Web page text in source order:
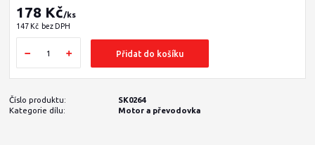
178 Kč/ks
147 Kč bez DPH
Přidat do košíku
Číslo produktu:
SK0264
Kategorie dílu:
Motor a převodovka